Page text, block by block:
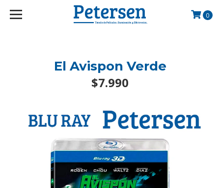
googlef2d1455d5020445a.html
0
El Avispon Verde
$7.990